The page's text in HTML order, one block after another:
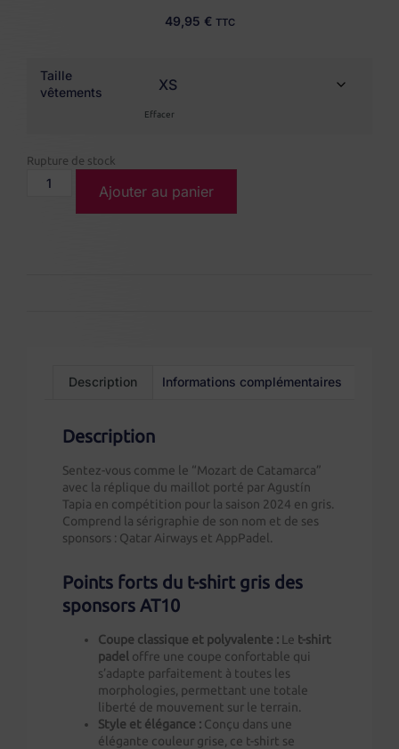
49,95 € TTC
Taille
vêtements
Effacer
Rupture de stock
Ajouter au panier
Description Informations complémentaires
Description
Sentez-vous comme le “Mozart de Catamarca”
avec la réplique du maillot porté par Agustín
Tapia en compétition pour la saison 2024 en gris.
Comprend la sérigraphie de son nom et de ses
sponsors : Qatar Airways et AppPadel.
Points forts du t-shirt gris des
sponsors AT10
Coupe classique et polyvalente : Le t-shirt
padel offre une coupe confortable qui
s’adapte parfaitement à toutes les
morphologies, permettant une totale
liberté de mouvement sur le terrain.
Style et élégance : Conçu dans une
élégante couleur grise, ce t-shirt se